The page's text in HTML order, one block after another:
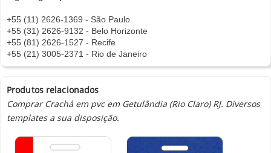
+55 (11) 2626-1369 - São Paulo
+55 (31) 2626-9132 - Belo Horizonte
+55 (81) 2626-1527 - Recife
+55 (21) 3005-2371 - Rio de Janeiro
Produtos relacionados
Comprar Crachá em pvc em Getulândia (Rio Claro) RJ. Diversos
templates a sua disposição.